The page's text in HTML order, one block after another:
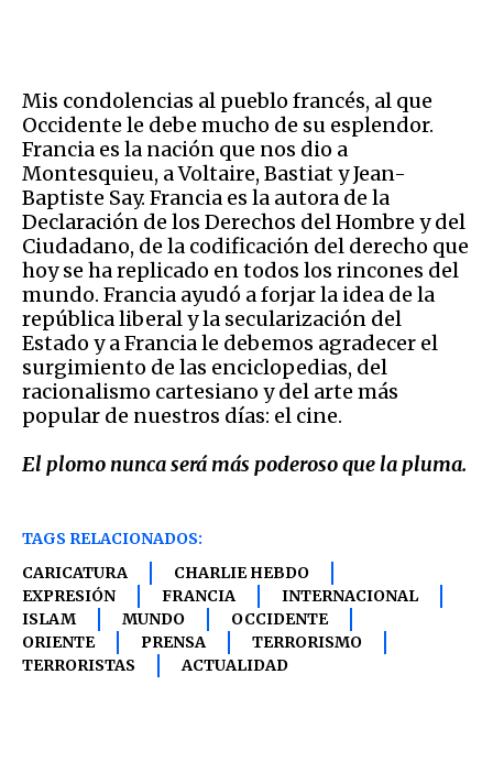
Mis condolencias al pueblo francés, al que
Occidente le debe mucho de su esplendor.
Francia es la nación que nos dio a
Montesquieu, a Voltaire, Bastiat y Jean-
Baptiste Say. Francia es la autora de la
Declaración de los Derechos del Hombre y del
Ciudadano, de la codificación del derecho que
hoy se ha replicado en todos los rincones del
mundo. Francia ayudó a forjar la idea de la
república liberal y la secularización del
Estado y a Francia le debemos agradecer el
surgimiento de las enciclopedias, del
racionalismo cartesiano y del arte más
popular de nuestros días: el cine.
El plomo nunca será más poderoso que la pluma.
TAGS RELACIONADOS:
CARICATURA
CHARLIE HEBDO
EXPRESIÓN
FRANCIA
INTERNACIONAL
ISLAM
MUNDO
OCCIDENTE
ORIENTE
PRENSA
TERRORISMO
TERRORISTAS
ACTUALIDAD